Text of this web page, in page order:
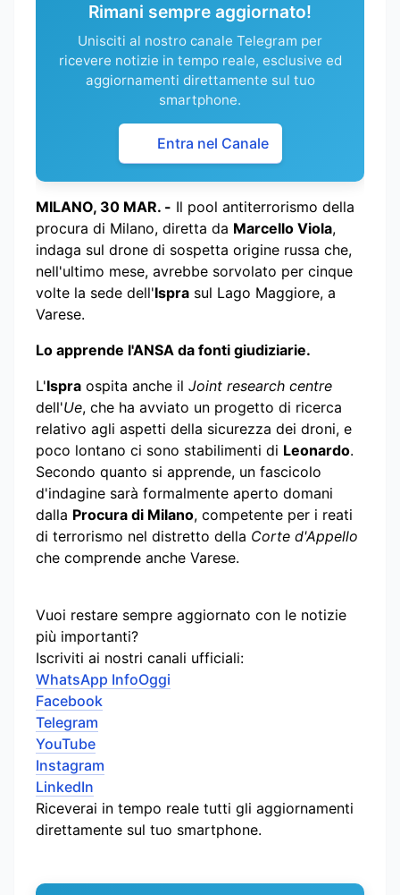
Rimani sempre aggiornato!
Unisciti al nostro canale Telegram per
ricevere notizie in tempo reale, esclusive ed
aggiornamenti direttamente sul tuo
smartphone.
Entra nel Canale
MILANO, 30 MAR. - Il pool antiterrorismo della
procura di Milano, diretta da Marcello Viola,
indaga sul drone di sospetta origine russa che,
nell'ultimo mese, avrebbe sorvolato per cinque
volte la sede dell'Ispra sul Lago Maggiore, a
Varese.
Lo apprende l'ANSA da fonti giudiziarie.
L'Ispra ospita anche il Joint research centre
dell'Ue, che ha avviato un progetto di ricerca
relativo agli aspetti della sicurezza dei droni, e
poco lontano ci sono stabilimenti di Leonardo.
Secondo quanto si apprende, un fascicolo
d'indagine sarà formalmente aperto domani
dalla Procura di Milano, competente per i reati
di terrorismo nel distretto della Corte d'Appello
che comprende anche Varese.
Vuoi restare sempre aggiornato con le notizie
più importanti?
Iscriviti ai nostri canali ufficiali:
WhatsApp InfoOggi
Facebook
Telegram
YouTube
Instagram
LinkedIn
Riceverai in tempo reale tutti gli aggiornamenti
direttamente sul tuo smartphone.